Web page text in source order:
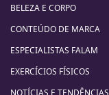
BELEZA E CORPO
CONTEÚDO DE MARCA
ESPECIALISTAS FALAM
EXERCÍCIOS FÍSICOS
NOTÍCIAS E TENDÊNCIAS